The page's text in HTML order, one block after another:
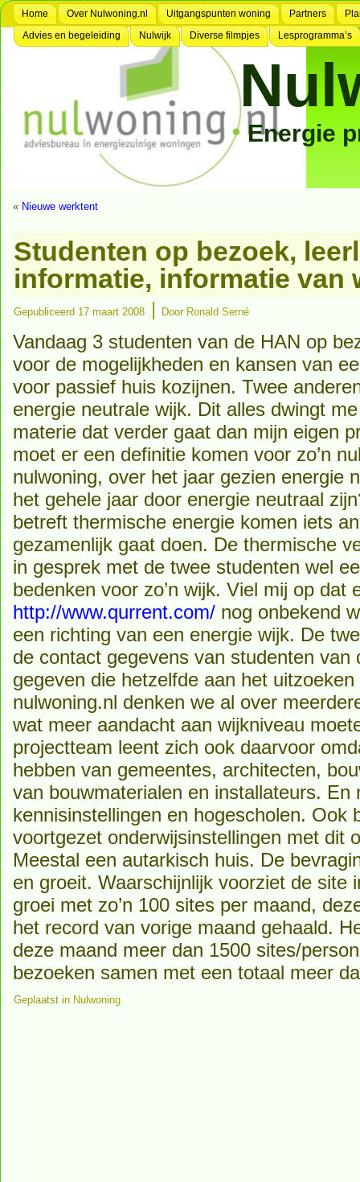
Home Over Nulwoning.nl Uitgangspunten woning Partners
Advies en begeleiding
Nulwijk Diverse filmpjes Lesprogramma’s
Energie
« Nieuwe werktent
Studenten op bezoek,
informatie, informatie van
Gepubliceerd 17 maart 2008 | Door Ronald Serné
Vandaag 3 studenten van de HAN op
voor de mogelijkheden en kansen van
voor passief huis kozijnen. Twee
energie neutrale wijk. Dit alles dwingt
materie dat verder gaat dan mijn eigen
moet er een definitie komen voor zo’n
nulwoning, over het jaar gezien energie
het gehele jaar door energie neutraal
betreft thermische energie komen iets
gezamenlijk gaat doen. De thermische
in gesprek met de twee studenten wel
bedenken voor zo’n wijk. Viel mij op dat
http://www.qurrent.com/ nog onbekend
een richting van een energie wijk. De
de contact gegevens van studenten van
gegeven die hetzelfde aan het
nulwoning.nl denken we al over
wat meer aandacht aan wijkniveau
projectteam leent zich ook daarvoor
hebben van gemeentes, architecten,
van bouwmaterialen en installateurs. En
kennisinstellingen en hogescholen. Ook
voortgezet onderwijsinstellingen met dit
Meestal een autarkisch huis. De
en groeit. Waarschijnlijk voorziet de site
groei met zo’n 100 sites per maand,
het record van vorige maand gehaald.
deze maand meer dan 1500 sites/
bezoeken samen met een totaal meer
Geplaatst in Nulwoning